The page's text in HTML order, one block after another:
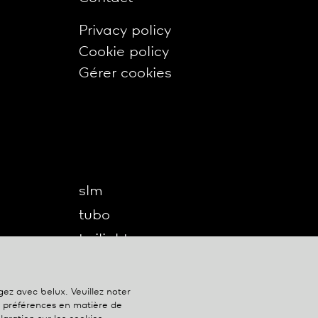
Privacy policy
Cookie policy
Gérer cookies
slm
tubo
twilight
u-turn
avec belux. Veuillez noter
préférences en matière de